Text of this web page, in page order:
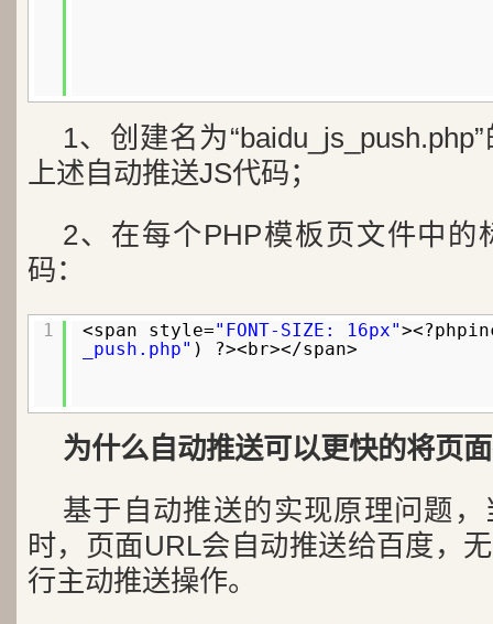
1、创建名为
上述自动推送JS代码；
2、在每个PHP模板页文件中的
码：
1 <span style="FONT-SIZE: 16px"
_push.php" ) ?><br></span>
为什么自动推送可以更快的将页
基于自动推送的实现原理问题
时，页面URL会自动推送给百度，
行主动推送操作。